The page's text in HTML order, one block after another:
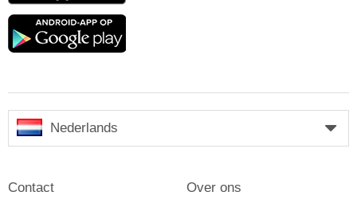
Google
Nederlands
Contact Over ons